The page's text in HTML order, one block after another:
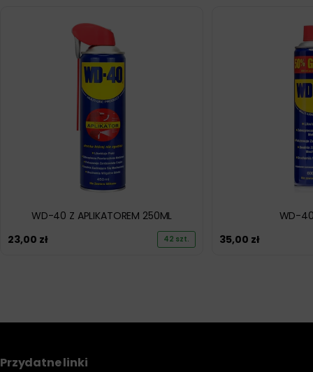
WD-40 Z APLIKATOREM 250ML
23,00 zł 42 szt.
WD-
35,00 zł
Przydatne linki